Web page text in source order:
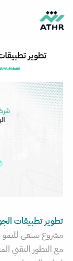
المحتوى
تطوير
تصميم
تطوير تطبيقات
مشروع يسعى للنمو
مع التطور التقني